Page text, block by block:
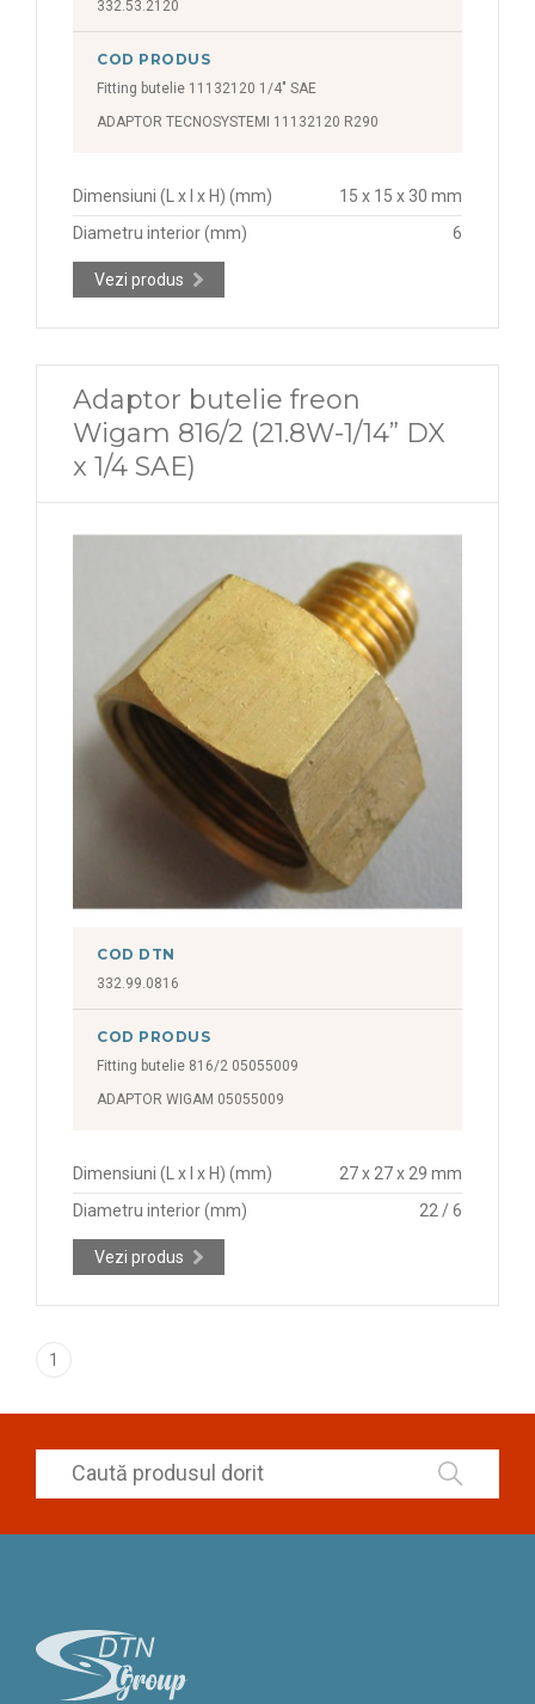
332.53.2120
COD PRODUS
Fitting butelie 11132120 1/4" SAE
ADAPTOR TECNOSYSTEMI 11132120 R290
Dimensiuni (L x l x H) (mm)
15 x 15 x 30 mm
Diametru interior (mm)
6
Vezi produs
Adaptor butelie freon
Wigam 816/2 (21.8W-1/14” DX
x 1/4 SAE)
COD DTN
332.99.0816
COD PRODUS
Fitting butelie 816/2 05055009
ADAPTOR WIGAM 05055009
Dimensiuni (L x l x H) (mm)
27 x 27 x 29 mm
Diametru interior (mm)
22 / 6
Vezi produs
1